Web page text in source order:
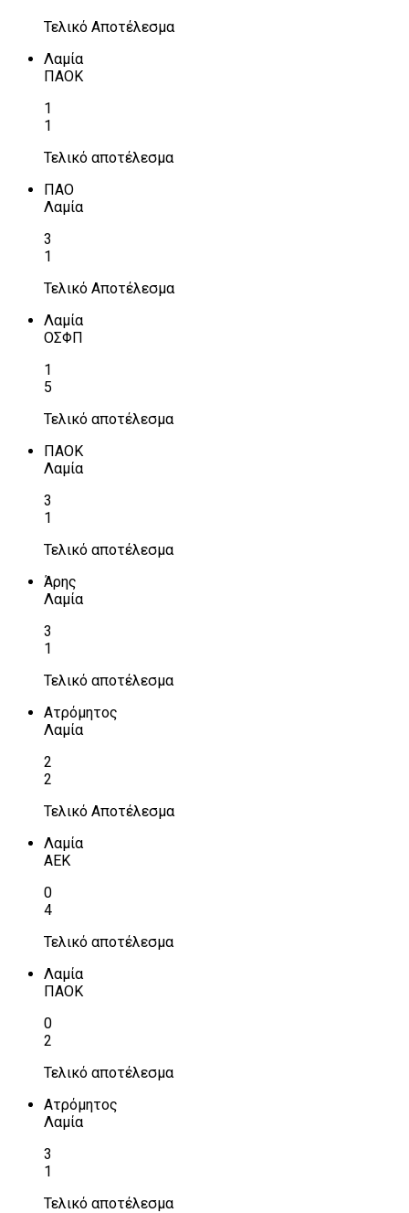
Τελικό Αποτέλεσμα
Λαμία
ΠΑΟΚ
1
1
Τελικό αποτέλεσμα
ΠΑΟ
Λαμία
3
1
Τελικό Αποτέλεσμα
Λαμία
ΟΣΦΠ
1
5
Τελικό αποτέλεσμα
ΠΑΟΚ
Λαμία
3
1
Τελικό αποτέλεσμα
Άρης
Λαμία
3
1
Τελικό αποτέλεσμα
Ατρόμητος
Λαμία
2
2
Τελικό Αποτέλεσμα
Λαμία
ΑΕΚ
0
4
Τελικό αποτέλεσμα
Λαμία
ΠΑΟΚ
0
2
Τελικό αποτέλεσμα
Ατρόμητος
Λαμία
3
1
Τελικό αποτέλεσμα